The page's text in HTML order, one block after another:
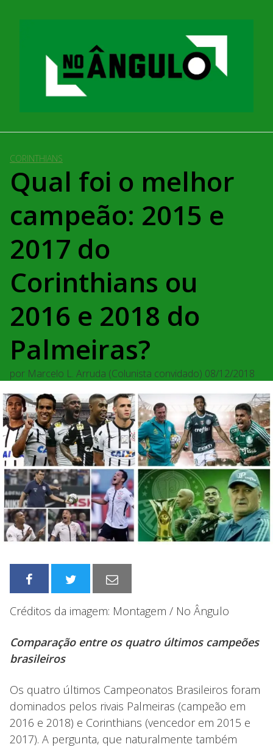
CORINTHIANS
Qual foi o melhor
campeão: 2015 e
2017 do
Corinthians ou
2016 e 2018 do
Palmeiras?
por Marcelo L. Arruda (Colunista convidado) 08/12/2018
Créditos da imagem: Montagem / No Ângulo
Comparação entre os quatro últimos campeões
brasileiros
Os quatro últimos Campeonatos Brasileiros foram
dominados pelos rivais Palmeiras (campeão em
2016 e 2018) e Corinthians (vencedor em 2015 e
2017). A pergunta, que naturalmente também